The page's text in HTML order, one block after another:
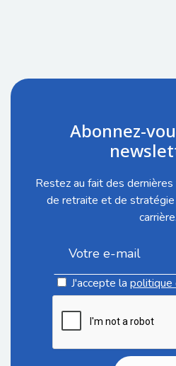
Abonnez-
Restez au fait des
de retraite et de
carrière.
J'accepte la politique